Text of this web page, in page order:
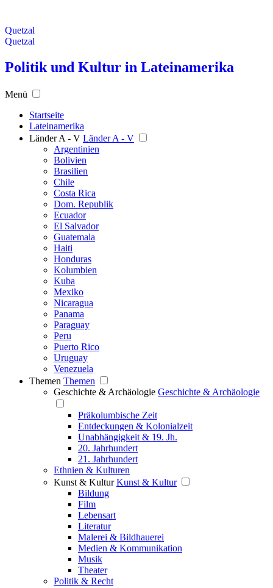
Quetzal
Quetzal
Politik und Kultur in Lateinamerika
Menü
Startseite
Lateinamerika
Länder A - V Länder A - V
Argentinien
Bolivien
Brasilien
Chile
Costa Rica
Dom. Republik
Ecuador
El Salvador
Guatemala
Haiti
Honduras
Kolumbien
Kuba
Mexiko
Nicaragua
Panama
Paraguay
Peru
Puerto Rico
Uruguay
Venezuela
Themen Themen
Geschichte & Archäologie Geschichte & Archäologie
Präkolumbische Zeit
Entdeckungen & Kolonialzeit
Unabhängigkeit & 19. Jh.
20. Jahrhundert
21. Jahrhundert
Ethnien & Kulturen
Kunst & Kultur Kunst & Kultur
Bildung
Film
Lebensart
Literatur
Malerei & Bildhauerei
Medien & Kommunikation
Musik
Theater
Politik & Recht